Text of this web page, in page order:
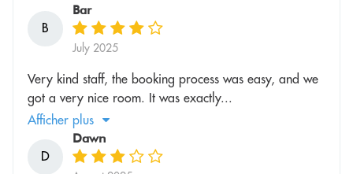
B
Bar
July 2025
Very kind staff, the booking process was easy, and we
got a very nice room. It was exactly...
Afficher plus
D
Dawn